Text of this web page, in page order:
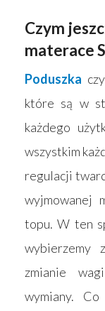
Czym
materace
Poduszka
które są w
każdego
wszystkim
regulacji
wyjmowanej
topu. W ten
wybierzemy
zmianie
wymiany.